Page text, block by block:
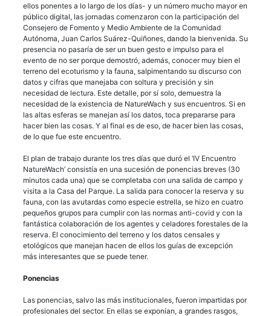
ellos ponentes a lo largo de los días- y un número mucho mayor en
público digital, las jornadas comenzaron con la participación del
Consejero de Fomento y Medio Ambiente de la Comunidad
Autónoma, Juan Carlos Suárez-Quiñones, dando la bienvenida. Su
presencia no pasaría de ser un buen gesto e impulso para el
evento de no ser porque demostró, además, conocer muy bien el
terreno del ecoturismo y la fauna, salpimentando su discurso con
datos y cifras que manejaba con soltura y precisión y sin
necesidad de lectura. Este detalle, por sí solo, demuestra la
necesidad de la existencia de NatureWach y sus encuentros. Si en
las altas esferas se manejan así los datos, toca prepararse para
hacer bien las cosas. Y al final es de eso, de hacer bien las cosas,
de lo que fue este encuentro.
El plan de trabajo durante los tres días que duró el ‘IV Encuentro
NatureWach’ consistía en una sucesión de ponencias breves (30
minutos cada una) que se completaba con una salida de campo y
visita a la Casa del Parque. La salida para conocer la reserva y su
fauna, con las avutardas como especie estrella, se hizo en cuatro
pequeños grupos para cumplir con las normas anti-covid y con la
fantástica colaboración de los agentes y celadores forestales de la
reserva. El conocimiento del terreno y los datos censales y
etológicos que manejan hacen de ellos los guías de excepción
más interesantes que se puede tener.
Ponencias
Las ponencias, salvo las más institucionales, fueron impartidas por
profesionales del sector. En ellas se exponían, a grandes rasgos,